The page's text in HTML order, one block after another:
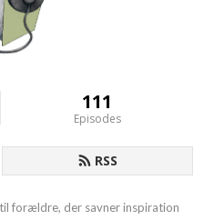
111
Episodes
RSS
forældre, der savner inspiration